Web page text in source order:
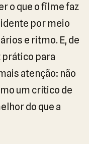
o que o filme faz
por meio
e ritmo. E, de
prático para
atenção: não
um crítico de
do que a